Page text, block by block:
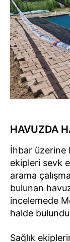
HAVUZDA
İhbar üzerine
ekipleri sevk
arama
bulunan
incelemede
halde
Sağlık